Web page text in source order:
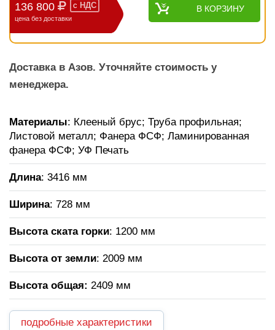
136 800 с НДС
цена без доставки
В КОРЗИНУ
Доставка в Азов. Уточняйте стоимость у
менеджера.
Материалы: Клееный брус; Труба профильная;
Листовой металл; Фанера ФСФ; Ламинированная
фанера ФСФ; УФ Печать
Длина: 3416 мм
Ширина: 728 мм
Высота ската горки: 1200 мм
Высота от земли: 2009 мм
Высота общая: 2409 мм
подробные характеристики